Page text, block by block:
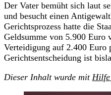
Der Vater bemüht sich laut
und besucht einen
Gerichtsprozess hatte die
Geldsumme von 5.900 Euro
Verteidigung auf 2.400 Euro
Gerichtsentscheidung ist
Dieser Inhalt wurde mit